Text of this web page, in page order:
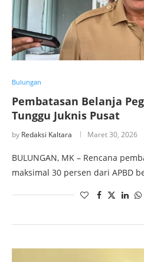
Bulungan
Pembatasan Belanja
Tunggu Juknis Pusat
by Redaksi Kaltara Maret 30, 2026
BULUNGAN, MK – Rencana
maksimal 30 persen dari APBD